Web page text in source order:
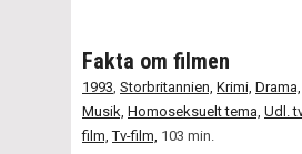
Fakta om filmen
1993 Storbritannien, Krimi, Drama,
Musik, Homoseksuelt tema, Udl.
film, Tv-film, 103 min.